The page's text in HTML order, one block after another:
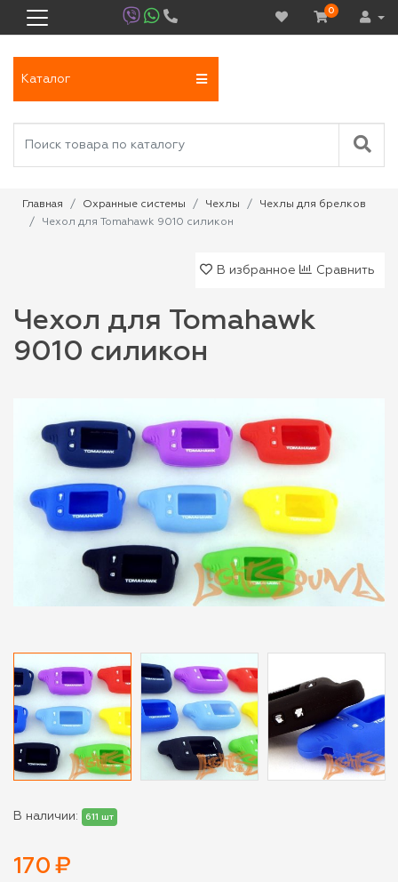
0
Каталог
Главная Охранные системы Чехлы
Чехлы для брелков
Чехол для Tomahawk 9010 силикон
В избранное Сравнить
Чехол для Tomahawk
9010 силикон
В наличии: 611 шт
170 ₽